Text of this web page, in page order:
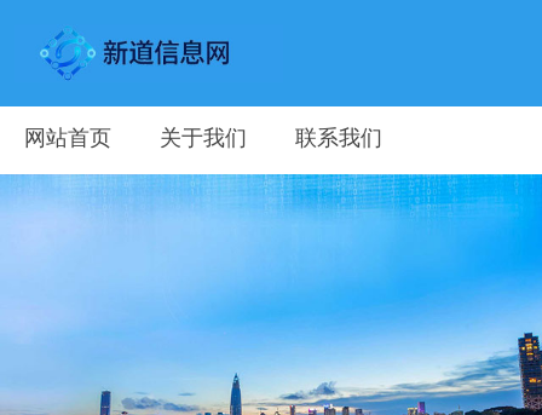
网站首页 关于我们 联系我们